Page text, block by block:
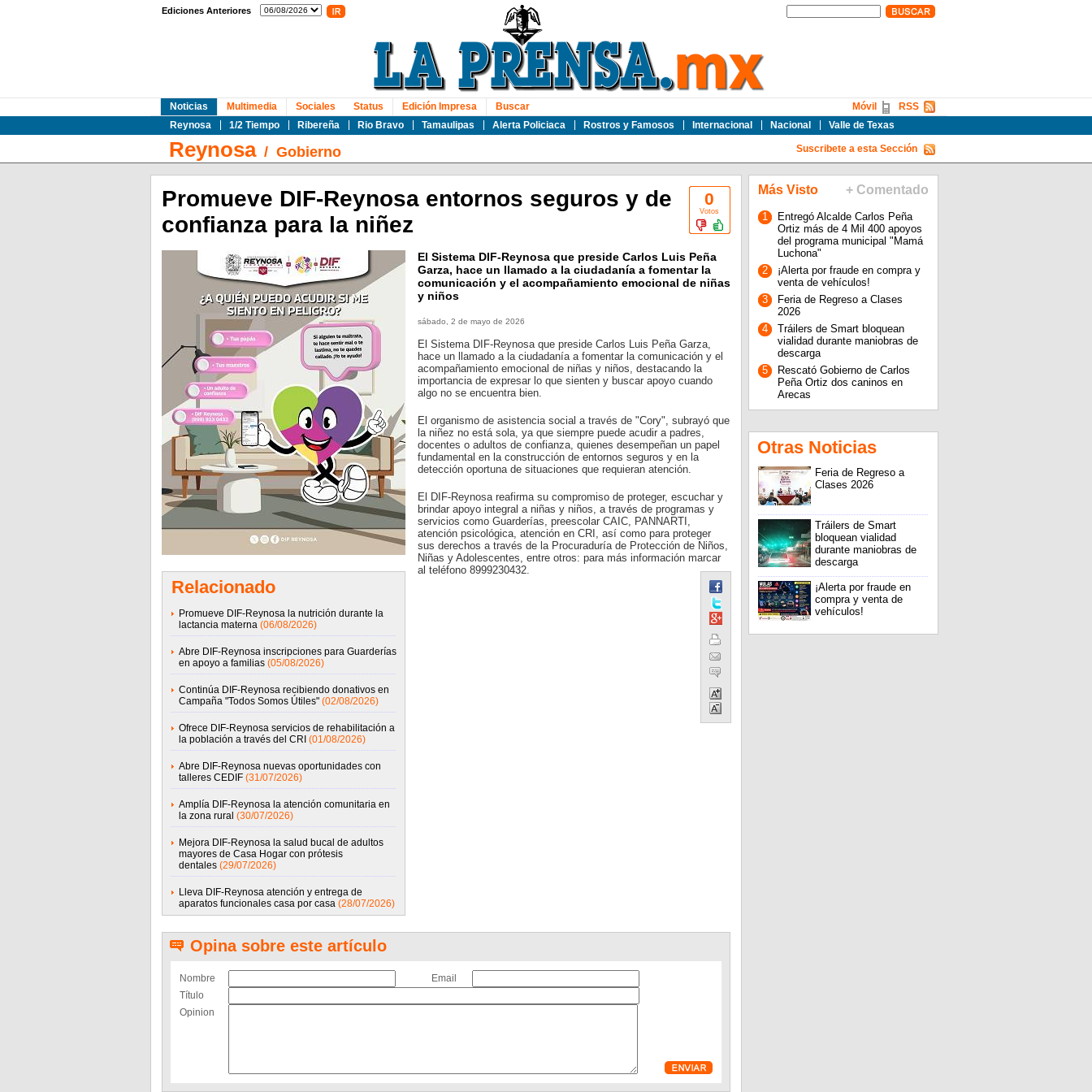
Ediciones Anteriores
Noticias
Reynosa
1/2 Tiempo Ribereña Rio Bravo Tamaulipas Alerta Policiaca Rostros y Famosos Internacional Nacional Valle de Texas
Multimedia Sociales Status Edición Impresa Buscar RSS
Móvil
Reynosa/ Gobierno Suscribete a esta Sección
0
Votos
Promueve DIF-Reynosa entornos seguros y de
confianza para la niñez
Relacionado
Promueve DIF-Reynosa la nutrición durante la
lactancia materna (06/08/2026)
Abre DIF-Reynosa inscripciones para Guarderías
en apoyo a familias (05/08/2026)
Continúa DIF-Reynosa recibiendo donativos en
Campaña "Todos Somos Útiles" (02/08/2026)
Ofrece DIF-Reynosa servicios de rehabilitación a
la población a través del CRI (01/08/2026)
Abre DIF-Reynosa nuevas oportunidades con
talleres CEDIF (31/07/2026)
Amplía DIF-Reynosa la atención comunitaria en
la zona rural (30/07/2026)
Mejora DIF-Reynosa la salud bucal de adultos
mayores de Casa Hogar con prótesis
dentales (29/07/2026)
Lleva DIF-Reynosa atención y entrega de
aparatos funcionales casa por casa (28/07/2026)
El Sistema DIF-Reynosa que preside Carlos Luis Peña
Garza, hace un llamado a la ciudadanía a fomentar la
comunicación y el acompañamiento emocional de niñas
y niños
sábado, 2 de mayo de 2026
El Sistema DIF-Reynosa que preside Carlos Luis Peña Garza,
hace un llamado a la ciudadanía a fomentar la comunicación y el
acompañamiento emocional de niñas y niños, destacando la
importancia de expresar lo que sienten y buscar apoyo cuando
algo no se encuentra bien.
El organismo de asistencia social a través de "Cory", subrayó que
la niñez no está sola, ya que siempre puede acudir a padres,
docentes o adultos de confianza, quienes desempeñan un papel
fundamental en la construcción de entornos seguros y en la
detección oportuna de situaciones que requieran atención.
El DIF-Reynosa reafirma su compromiso de proteger, escuchar y
brindar apoyo integral a niñas y niños, a través de programas y
servicios como Guarderías, preescolar CAIC, PANNARTI,
atención psicológica, atención en CRI, así como para proteger
sus derechos a través de la Procuraduría de Protección de Niños,
Niñas y Adolescentes, entre otros: para más información marcar
al teléfono 8999230432.
Opina sobre este artículo
Nombre
Email
Título
Opinion
Más Visto + Comentado
1
Entregó Alcalde Carlos Peña
Ortiz más de 4 Mil 400 apoyos
del programa municipal "Mamá
Luchona"
2
¡Alerta por fraude en compra y
venta de vehículos!
3
Feria de Regreso a Clases
2026
4
Tráilers de Smart bloquean
vialidad durante maniobras de
descarga
5
Rescató Gobierno de Carlos
Peña Ortiz dos caninos en
Arecas
Otras Noticias
Feria de Regreso a
Clases 2026
Tráilers de Smart
bloquean vialidad
durante maniobras de
descarga
¡Alerta por fraude en
compra y venta de
vehículos!